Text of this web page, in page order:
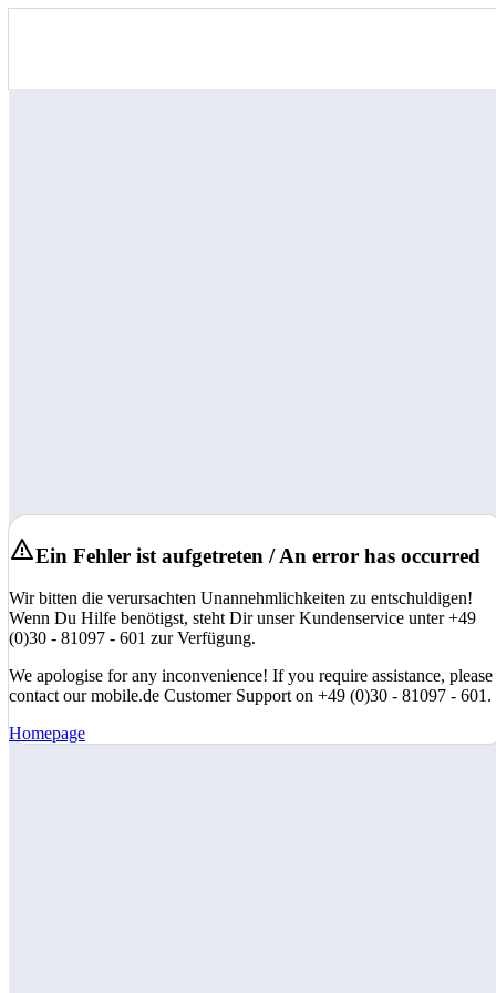
Ein Fehler ist aufgetreten / An error has occurred
Wir bitten die verursachten Unannehmlichkeiten zu entschuldigen!
Wenn Du Hilfe benötigst, steht Dir unser Kundenservice unter +49
(0)30 - 81097 - 601 zur Verfügung.
We apologise for any inconvenience! If you require assistance, please
contact our mobile.de Customer Support on +49 (0)30 - 81097 - 601.
Homepage